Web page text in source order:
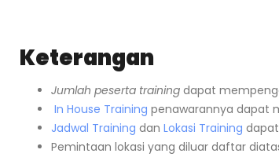
Keterangan
Jumlah peserta training dapat
In House Training penawarannya dapat
Jadwal Training dan Lokasi Training
Pemintaan lokasi yang diluar daftar